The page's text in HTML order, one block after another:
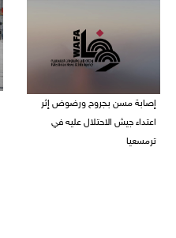
إصابة مسن بجروح ورضوض إثر
اعتداء جيش الاحتلال عليه في
ترمسعيا